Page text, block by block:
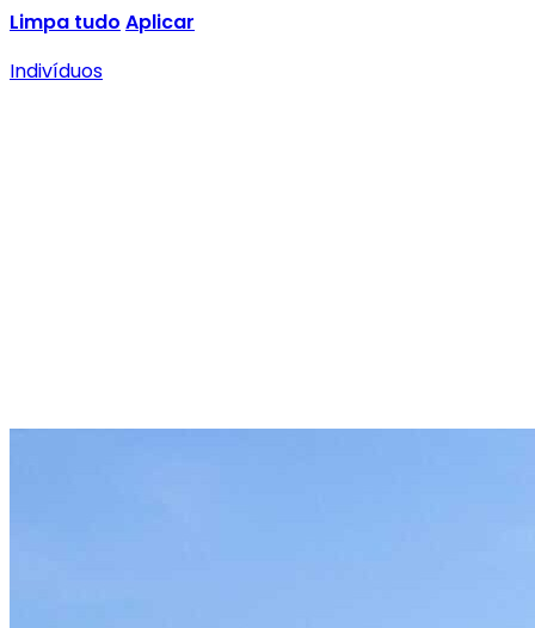
Limpa tudo Aplicar
Indivíduos